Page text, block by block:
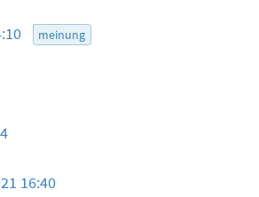
meinung
16:40